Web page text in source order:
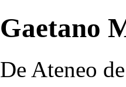
Gaetano
De Ateneo